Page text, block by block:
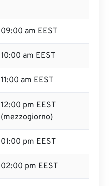
09:00 am EEST
10:00 am EEST
11:00 am EEST
12:00 pm EEST
(mezzogiorno)
01:00 pm EEST
02:00 pm EEST